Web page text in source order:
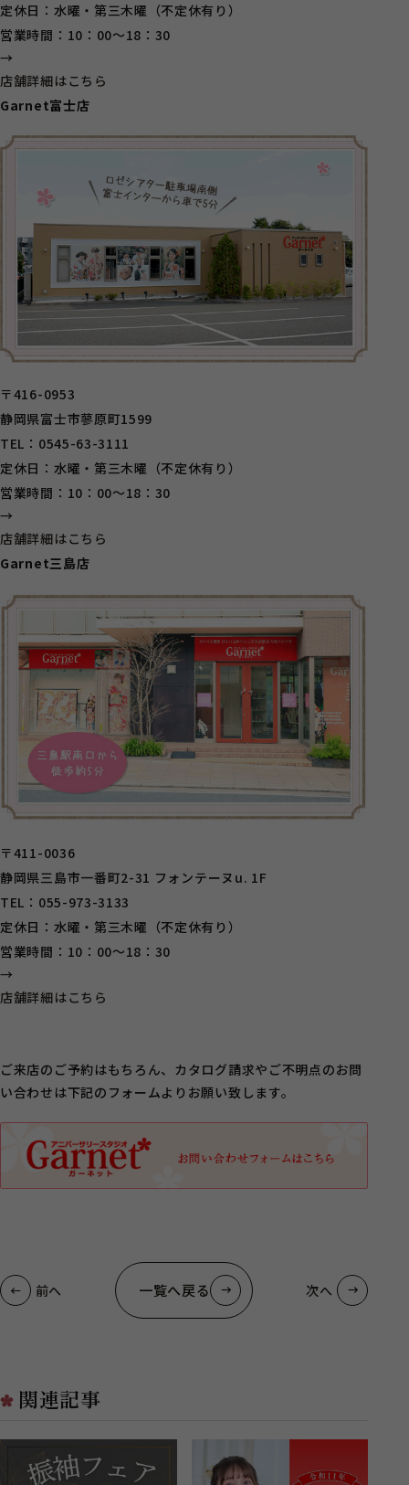
定休日：水曜・第三木曜（不定休有り）
営業時間：10：00～18：30
→
店舗詳細はこちら
Garnet富士店
〒416-0953
静岡県富士市蓼原町1599
TEL：0545-63-3111
定休日：水曜・第三木曜（不定休有り）
営業時間：10：00～18：30
→
店舗詳細はこちら
Garnet三島店
〒411-0036
静岡県三島市一番町2-31 フォンテーヌu. 1F
TEL：055-973-3133
定休日：水曜・第三木曜（不定休有り）
営業時間：10：00～18：30
→
店舗詳細はこちら
ご来店のご予約はもちろん、カタログ請求やご不明点のお問
い合わせは下記のフォームよりお願い致します。
前へ 一覧へ戻る 次へ
関連記事